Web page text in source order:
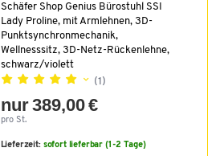
Schäfer Shop Genius Bürostuhl SSI
Lady Proline, mit Armlehnen, 3D-
Punktsynchronmechanik,
Wellnesssitz, 3D-Netz-Rückenlehne,
schwarz/violett
(1)
nur 389,00 €
pro St.
Lieferzeit: sofort lieferbar (1-2 Tage)